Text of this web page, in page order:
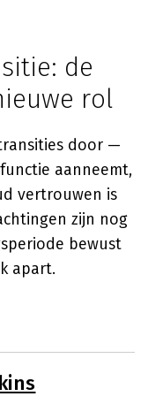
de
rol
door —
aanneemt,
vertrouwen is
zijn nog
bewust
apart.